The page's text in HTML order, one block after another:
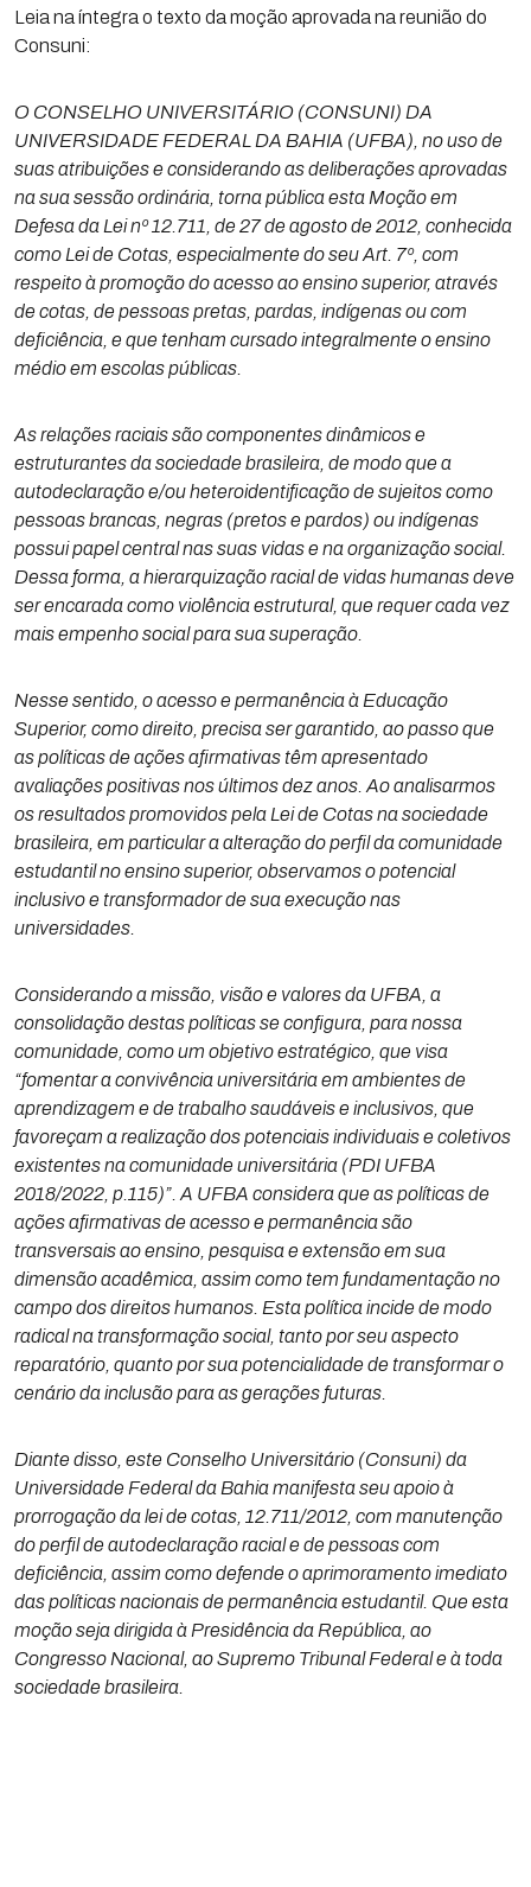
Leia na íntegra o texto da moção aprovada na reunião do
Consuni:
O CONSELHO UNIVERSITÁRIO (CONSUNI) DA
UNIVERSIDADE FEDERAL DA BAHIA (UFBA), no uso de
suas atribuições e considerando as deliberações aprovadas
na sua sessão ordinária, torna pública esta Moção em
Defesa da Lei nº 12.711, de 27 de agosto de 2012, conhecida
como Lei de Cotas, especialmente do seu Art. 7º, com
respeito à promoção do acesso ao ensino superior, através
de cotas, de pessoas pretas, pardas, indígenas ou com
deficiência, e que tenham cursado integralmente o ensino
médio em escolas públicas.
As relações raciais são componentes dinâmicos e
estruturantes da sociedade brasileira, de modo que a
autodeclaração e/ou heteroidentificação de sujeitos como
pessoas brancas, negras (pretos e pardos) ou indígenas
possui papel central nas suas vidas e na organização social.
Dessa forma, a hierarquização racial de vidas humanas deve
ser encarada como violência estrutural, que requer cada vez
mais empenho social para sua superação.
Nesse sentido, o acesso e permanência à Educação
Superior, como direito, precisa ser garantido, ao passo que
as políticas de ações afirmativas têm apresentado
avaliações positivas nos últimos dez anos. Ao analisarmos
os resultados promovidos pela Lei de Cotas na sociedade
brasileira, em particular a alteração do perfil da comunidade
estudantil no ensino superior, observamos o potencial
inclusivo e transformador de sua execução nas
universidades.
Considerando a missão, visão e valores da UFBA, a
consolidação destas políticas se configura, para nossa
comunidade, como um objetivo estratégico, que visa
“fomentar a convivência universitária em ambientes de
aprendizagem e de trabalho saudáveis e inclusivos, que
favoreçam a realização dos potenciais individuais e coletivos
existentes na comunidade universitária (PDI UFBA
2018/2022, p.115)”. A UFBA considera que as políticas de
ações afirmativas de acesso e permanência são
transversais ao ensino, pesquisa e extensão em sua
dimensão acadêmica, assim como tem fundamentação no
campo dos direitos humanos. Esta política incide de modo
radical na transformação social, tanto por seu aspecto
reparatório, quanto por sua potencialidade de transformar o
cenário da inclusão para as gerações futuras.
Diante disso, este Conselho Universitário (Consuni) da
Universidade Federal da Bahia manifesta seu apoio à
prorrogação da lei de cotas, 12.711/2012, com manutenção
do perfil de autodeclaração racial e de pessoas com
deficiência, assim como defende o aprimoramento imediato
das políticas nacionais de permanência estudantil. Que esta
moção seja dirigida à Presidência da República, ao
Congresso Nacional, ao Supremo Tribunal Federal e à toda
sociedade brasileira.